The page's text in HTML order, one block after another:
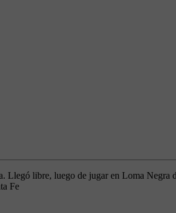
libre, luego de jugar en Loma
Fe